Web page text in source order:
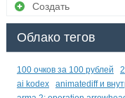
Создать
Облако тегов
100 очков за 100 рублей
ai kodex
animatediff и